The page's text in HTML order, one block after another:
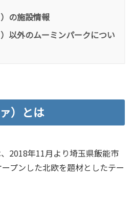
の施設情報
以外のムーミンパークについ
）とは
2018年11月より埼玉県飯能市
プンした北欧を題材としたテー